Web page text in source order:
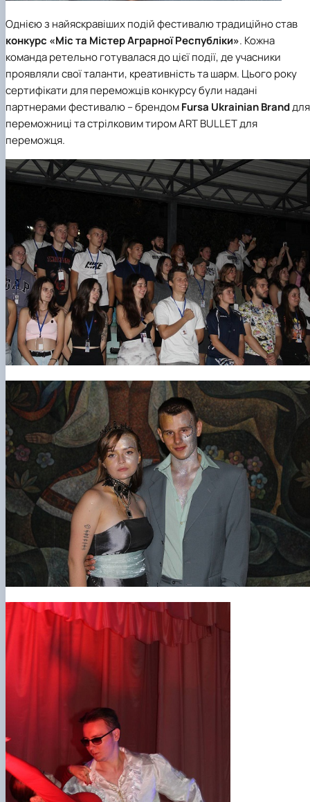
Однією з найяскравіших подій фестивалю традиційно став
конкурс «Міс та Містер Аграрної Республіки». Кожна
команда ретельно готувалася до цієї події, де учасники
проявляли свої таланти, креативність та шарм. Цього року
сертифікати для переможців конкурсу були надані
партнерами фестивалю – брендомFursa Ukrainian Brandдля
переможниці та стрілковим тиром ART BULLET для
переможця.